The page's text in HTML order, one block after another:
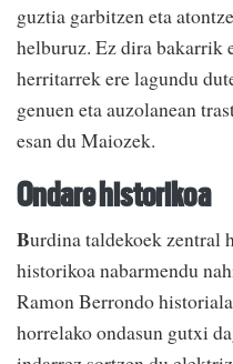
guztia garbitzen eta
helburuz. Ez dira bakarrik
herritarrek ere lagundu
genuen eta auzolanean
esan du Maiozek.
Ondare historikoa
Burdina taldekoek zentral
historikoa nabarmendu
Ramon Berrondo
horrelako ondasun gutxi